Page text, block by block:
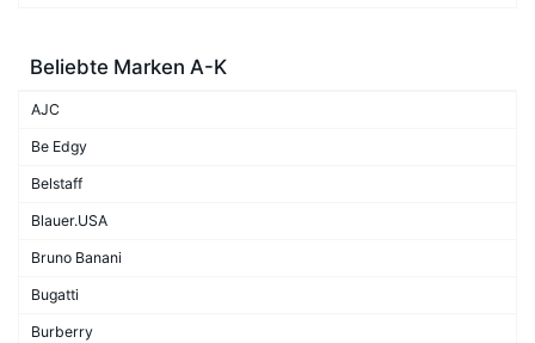
Beliebte Marken A-K
AJC
Be Edgy
Belstaff
Blauer.USA
Bruno Banani
Bugatti
Burberry